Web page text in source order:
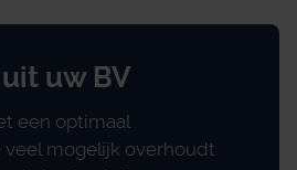
uw BV
een optimaal
veel mogelijk overhoudt